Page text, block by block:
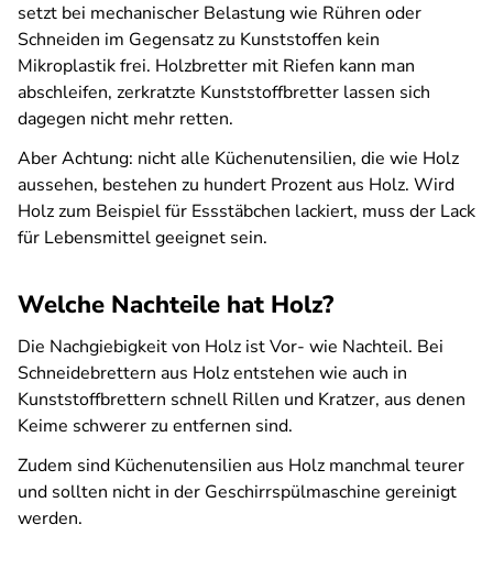
setzt bei mechanischer Belastung wie Rühren oder
Schneiden im Gegensatz zu Kunststoffen kein
Mikroplastik frei. Holzbretter mit Riefen kann man
abschleifen, zerkratzte Kunststoffbretter lassen sich
dagegen nicht mehr retten.
Aber Achtung: nicht alle Küchenutensilien, die wie Holz
aussehen, bestehen zu hundert Prozent aus Holz. Wird
Holz zum Beispiel für Essstäbchen lackiert, muss der Lack
für Lebensmittel geeignet sein.
Welche Nachteile hat Holz?
Die Nachgiebigkeit von Holz ist Vor- wie Nachteil. Bei
Schneidebrettern aus Holz entstehen wie auch in
Kunststoffbrettern schnell Rillen und Kratzer, aus denen
Keime schwerer zu entfernen sind.
Zudem sind Küchenutensilien aus Holz manchmal teurer
und sollten nicht in der Geschirrspülmaschine gereinigt
werden.